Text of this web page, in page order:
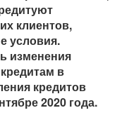
клиентов,
условия.
изменения
в
кредитов
2020 года.